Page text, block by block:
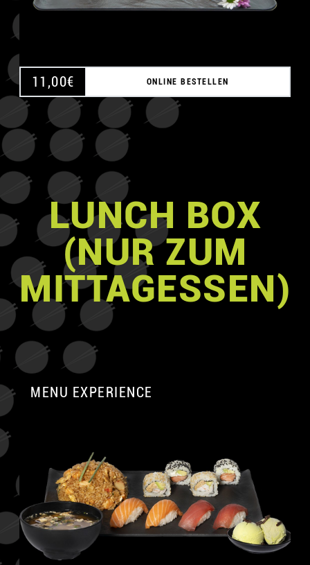
11,00€ ONLINE BESTELLEN
LUNCH BOX
(NUR ZUM
MITTAGESSEN)
MENU EXPERIENCE